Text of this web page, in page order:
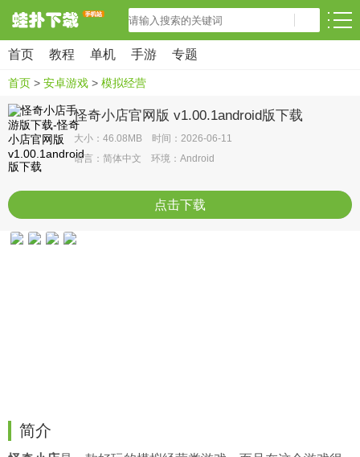
首页 教程 单机 手游 专题
首页 > 安卓游戏 > 模拟经营
怪奇小店官网版 v1.00.1android版下载
大小：46.08MB 时间：2026-06-11
语言：简体中文 环境：Android
点击下载
简介